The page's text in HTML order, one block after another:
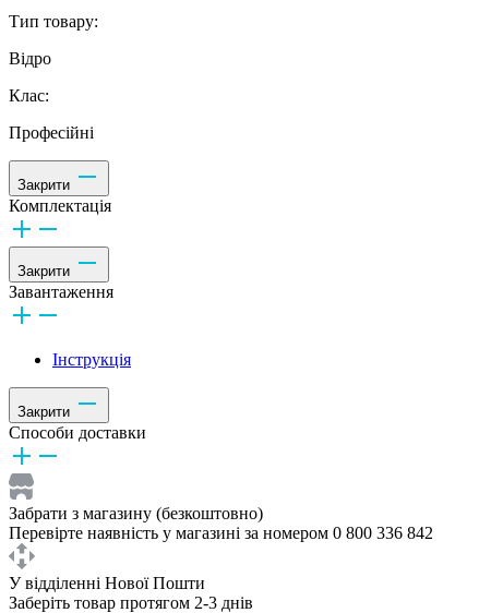
Тип товару:
Відро
Клас:
Професійні
Закрити
Комплектація
Закрити
Завантаження
Інструкція
Закрити
Способи доставки
Забрати з магазину (безкоштовно)
Перевірте наявність у магазині за номером 0 800 336 842
У відділенні Нової Пошти
Заберіть товар протягом 2-3 днів